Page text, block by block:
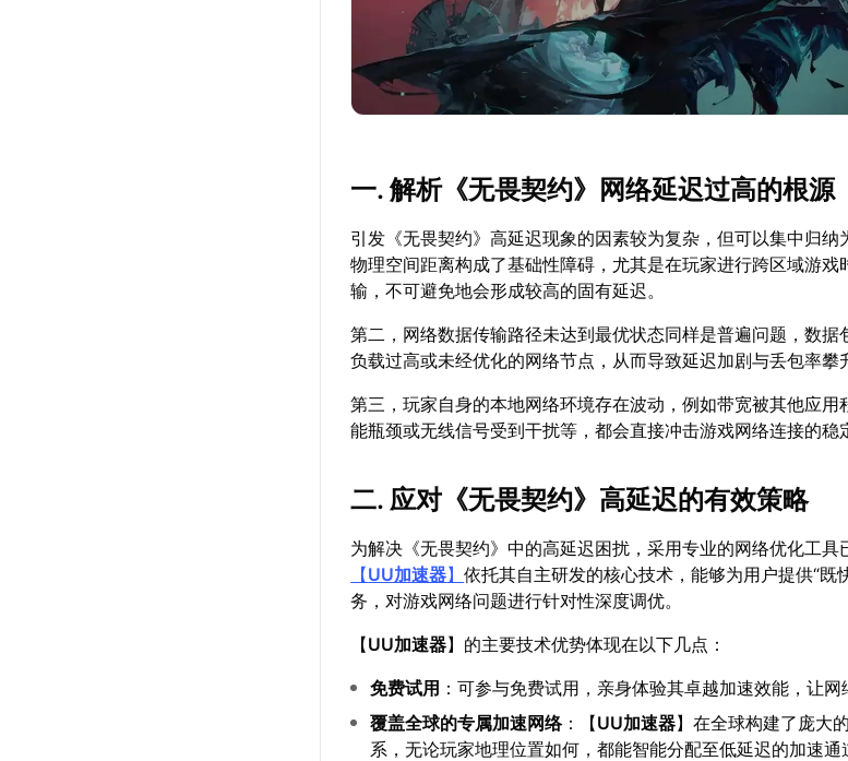
一. 解析《无畏契约》网络延迟过高的根源
引发《无畏契约》高延迟现象的因素较为复杂，但可以集中归纳
物理空间距离构成了基础性障碍，尤其是在玩家进行跨区域游戏
输，不可避免地会形成较高的固有延迟。
第二，网络数据传输路径未达到最优状态同样是普遍问题，数据
负载过高或未经优化的网络节点，从而导致延迟加剧与丢包率攀
第三，玩家自身的本地网络环境存在波动，例如带宽被其他应用
能瓶颈或无线信号受到干扰等，都会直接冲击游戏网络连接的稳
二. 应对《无畏契约》高延迟的有效策略
为解决《无畏契约》中的高延迟困扰，采用专业的网络优化工具
【UU加速器】依托其自主研发的核心技术，能够为用户提供“既
务，对游戏网络问题进行针对性深度调优。
【UU加速器】的主要技术优势体现在以下几点：
免费试用 ：可参与免费试用，亲身体验其卓越加速效能，让网
覆盖全球的专属加速网络：【UU加速器】在全球构建了庞大
系，无论玩家地理位置如何，都能智能分配至低延迟的加速